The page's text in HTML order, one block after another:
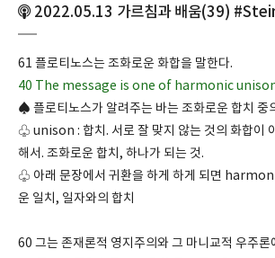
2022.05.13 가르침과 배움(39)
61 플로티노스는 조화로운 화합을 말한다.
40 The message is one of harmonic
♠ 플로티노스가 알려주는 바는 조화로운 합치 중
♧ unison : 합치. 서로 잘 맞지 않는 것의 화합이
해서. 조화로운 합치, 하나가 되는 것.
♧ 아래 문장에서 귀환을 하게 하게 되면
운 일치, 일자와의 합치
60 그는 존재론적 영지주의와 그 마니교적 우주론